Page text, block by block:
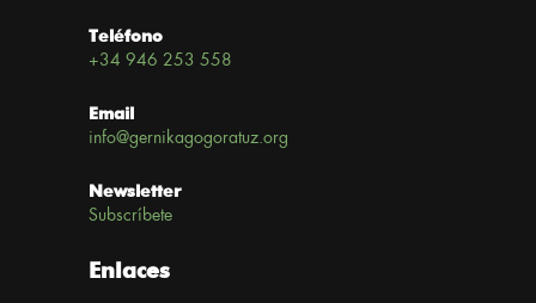
Teléfono
+34 946 253 558
Email
info@gernikagogoratuz.org
Newsletter
Subscríbete
Enlaces